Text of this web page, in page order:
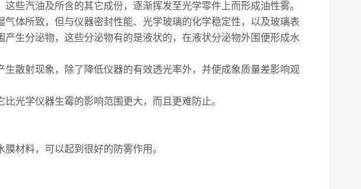
些汽油及所含的其它成份，逐渐挥发至光学零件上而形成油性雾。
体所致，但与仪器密封性能、光学玻璃的化学稳定性，以及玻璃表
生分泌物，这些分泌物有的是液状的，在液状分泌物外围便形成水
散射现象，除了降低仪器的有效透光率外，并使成象质量差影响观
光学仪器生霉的影响范围更大，而且更难防止。
材料，可以起到很好的防雾作用。